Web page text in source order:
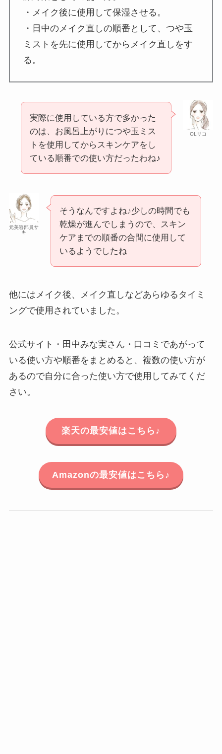
・メイク後に使用して保湿させる。
・日中のメイク直しの順番として、つや玉
ミストを先に使用してからメイク直しをす
る。
OLリコ
実際に使用している方で多かった
のは、お風呂上がりにつや玉ミス
トを使用してからスキンケアをし
ている順番での使い方だったわね♪
元美容部員サ
キ
そうなんですよね♪少しの時間でも
乾燥が進んでしまうので、スキン
ケアまでの順番の合間に使用して
いるようでしたね
他にはメイク後、メイク直しなどあらゆるタイミ
ングで使用されていました。
公式サイト・田中みな実さん・口コミであがって
いる使い方や順番をまとめると、複数の使い方が
あるので自分に合った使い方で使用してみてくだ
さい。
楽天の最安値はこちら♪
Amazonの最安値はこちら♪